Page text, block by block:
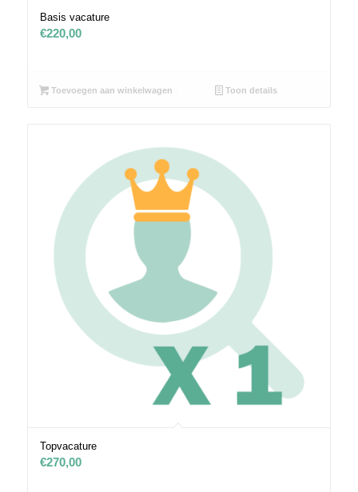
Basis vacature
€220,00
Toevoegen aan winkelwagen Toon details
Topvacature
€270,00